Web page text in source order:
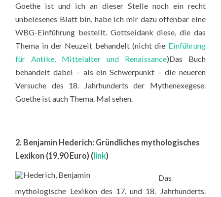
Goethe ist und ich an dieser Stelle noch ein recht
unbelesenes Blatt bin, habe ich mir dazu offenbar eine
WBG-Einführung bestellt. Gottseidank diese, die das
Thema in der Neuzeit behandelt (nicht die Einführung
für Antike, Mittelalter und Renaissance)Das Buch
behandelt dabei – als ein Schwerpunkt – die neueren
Versuche des 18. Jahrhunderts der Mythenexegese.
Goethe ist auch Thema. Mal sehen.
2. Benjamin Hederich: Gründliches mythologisches
Lexikon (19,90 Euro) (link)
Das
mythologische Lexikon des 17. und 18. Jahrhunderts.